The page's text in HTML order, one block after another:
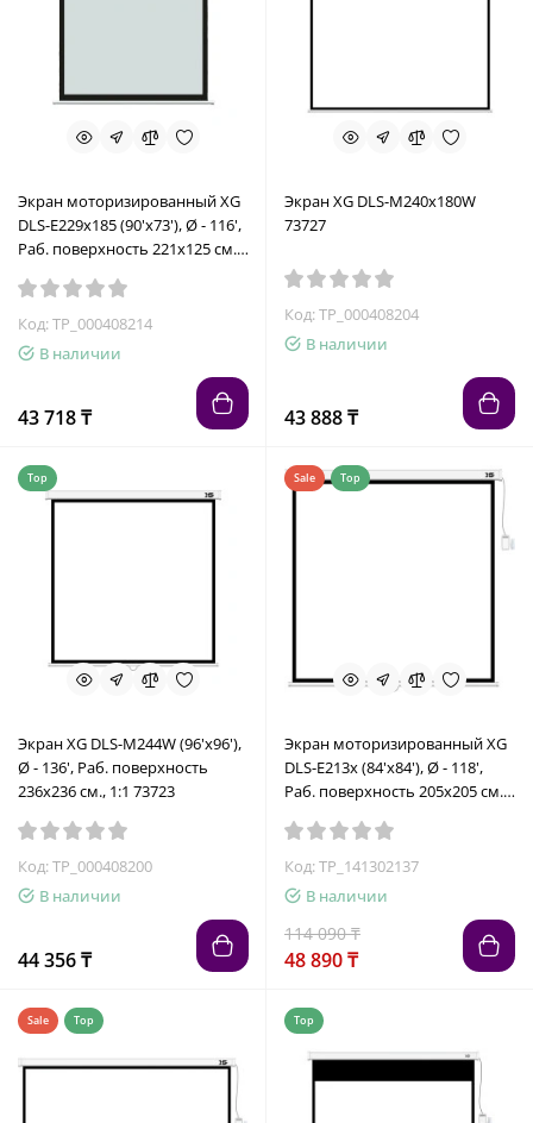
Экран моторизированный XG
DLS-E229х185 (90'х73'), Ø - 116',
Раб. поверхность 221х125 см.,
Код: TP_000408214
В наличии
43 718 ₸
Экран XG DLS-M240х180W
73727
Код: TP_000408204
В наличии
43 888 ₸
Top
Экран XG DLS-M244W (96'х96'),
Ø - 136', Раб. поверхность
236х236 см., 1:1 73723
Код: TP_000408200
В наличии
44 356 ₸
Sale Top
Экран моторизированный XG
DLS-E213x (84'х84'), Ø - 118',
Раб. поверхность 205х205 см.,
Код: TP_141302137
В наличии
114 090 ₸
48 890 ₸
Sale Top Top